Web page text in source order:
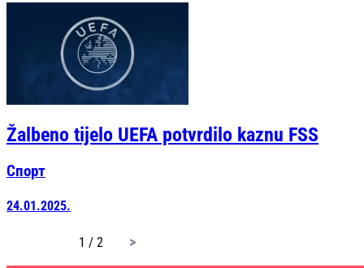
Žalbeno tijelo UEFA potvrdilo kaznu FSS
Спорт
24.01.2025.
1 / 2 page